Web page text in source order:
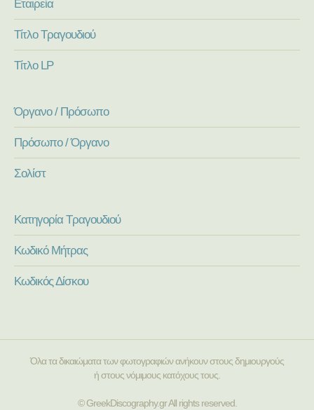
Εταιρεία
Τίτλο Τραγουδιού
Τίτλο LP
Όργανο / Πρόσωπο
Πρόσωπο / Όργανο
Σολίστ
Κατηγορία Τραγουδιού
Κωδικό Μήτρας
Κωδικός Δίσκου
Όλα τα δικαιώματα των φωτογραφιών ανήκουν στους δημιουργούς
ή στους νόμιμους κατόχους τους.
© GreekDiscography.gr All rights reserved.